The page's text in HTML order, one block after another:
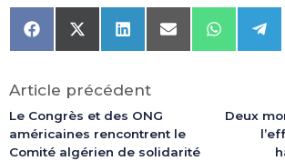
Share
on
Share
on
(Twitter)
Share
on
Share
on
Share
on
on
Article précédent
Le Congrès et des ONG
américaines rencontrent le
Comité algérien de solidarité
Deux